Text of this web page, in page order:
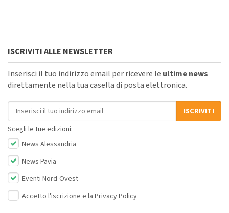
ISCRIVITI ALLE NEWSLETTER
Inserisci il tuo indirizzo email per ricevere le ultime news
direttamente nella tua casella di posta elettronica.
Indirizzo email
ISCRIVITI
Scegli le tue edizioni:
News Alessandria
News Pavia
Eventi Nord-Ovest
Accetto l'iscrizione e la Privacy Policy